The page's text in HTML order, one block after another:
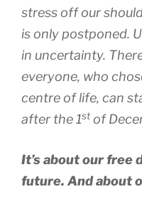
stress off our
is only postponed.
in uncertainty.
everyone, who
centre of life, can
after the 1stof
It’s about our free
future. And about